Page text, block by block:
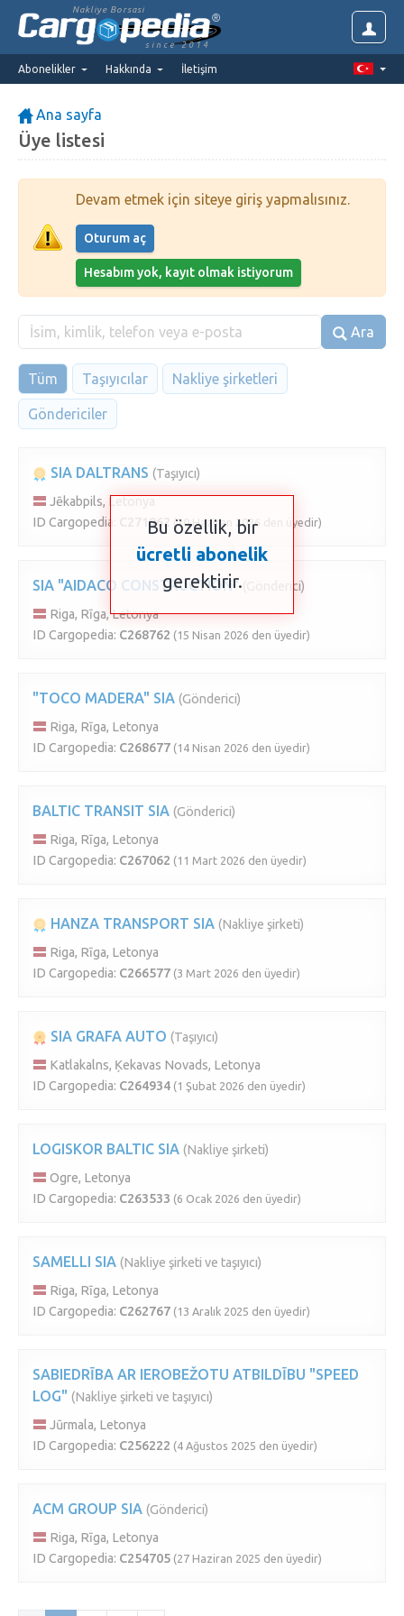
Nakliye Borsasi
since 2014
Abonelikler Hakkında İletişim
Ana sayfa
Üye listesi
Devam etmek için siteye giriş yapmalısınız.
Oturum aç
Hesabım yok, kayıt olmak istiyorum
Ara
Tüm Taşıyıcılar Nakliye şirketleri
Göndericiler
SIA DALTRANS (Taşıyıcı)
Jēkabpils, Letonya
ID Cargopedia:
C271962 (20 Haziran 2026 den üyedir)
SIA "AIDACO CONSTRUCTION"
(Gönderici)
Riga, Rīga, Letonya
ID Cargopedia: C268762 (15 Nisan 2026 den üyedir)
"TOCO MADERA" SIA (Gönderici)
Riga, Rīga, Letonya
ID Cargopedia: C268677 (14 Nisan 2026 den üyedir)
BALTIC TRANSIT SIA (Gönderici)
Riga, Rīga, Letonya
ID Cargopedia: C267062 (11 Mart 2026 den üyedir)
HANZA TRANSPORT SIA (Nakliye şirketi)
Riga, Rīga, Letonya
ID Cargopedia: C266577 (3 Mart 2026 den üyedir)
SIA GRAFA AUTO (Taşıyıcı)
Katlakalns, Ķekavas Novads, Letonya
ID Cargopedia: C264934 (1 Şubat 2026 den üyedir)
LOGISKOR BALTIC SIA (Nakliye şirketi)
Ogre, Letonya
ID Cargopedia: C263533 (6 Ocak 2026 den üyedir)
SAMELLI SIA (Nakliye şirketi ve taşıyıcı)
Riga, Rīga, Letonya
ID Cargopedia: C262767 (13 Aralık 2025 den üyedir)
SABIEDRĪBA AR IEROBEŽOTU ATBILDĪBU "SPEED
LOG" (Nakliye şirketi ve taşıyıcı)
Jūrmala, Letonya
ID Cargopedia: C256222 (4 Ağustos 2025 den üyedir)
ACM GROUP SIA (Gönderici)
Riga, Rīga, Letonya
ID Cargopedia: C254705 (27 Haziran 2025 den üyedir)
Bu özellik, bir
ücretli abonelik
gerektirir.